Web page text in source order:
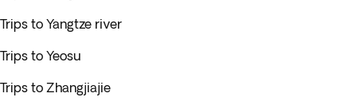
Trips to Yangtze river
Trips to Yeosu
Trips to Zhangjiajie